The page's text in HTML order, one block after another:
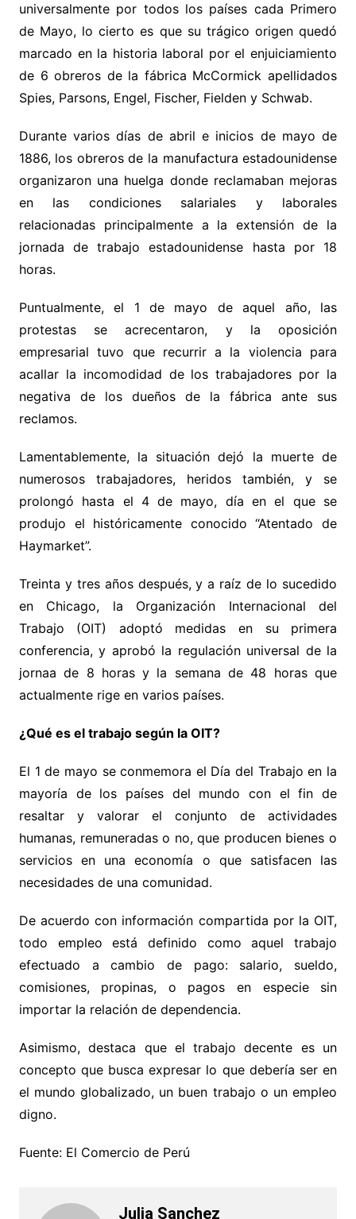
universalmente por todos los países cada Primero
de Mayo, lo cierto es que su trágico origen quedó
marcado en la historia laboral por el enjuiciamiento
de 6 obreros de la fábrica McCormick apellidados
Spies, Parsons, Engel, Fischer, Fielden y Schwab.
Durante varios días de abril e inicios de mayo de
1886, los obreros de la manufactura estadounidense
organizaron una huelga donde reclamaban mejoras
en las condiciones salariales y laborales
relacionadas principalmente a la extensión de la
jornada de trabajo estadounidense hasta por 18
horas.
Puntualmente, el 1 de mayo de aquel año, las
protestas se acrecentaron, y la oposición
empresarial tuvo que recurrir a la violencia para
acallar la incomodidad de los trabajadores por la
negativa de los dueños de la fábrica ante sus
reclamos.
Lamentablemente, la situación dejó la muerte de
numerosos trabajadores, heridos también, y se
prolongó hasta el 4 de mayo, día en el que se
produjo el históricamente conocido “Atentado de
Haymarket”.
Treinta y tres años después, y a raíz de lo sucedido
en Chicago, la Organización Internacional del
Trabajo (OIT) adoptó medidas en su primera
conferencia, y aprobó la regulación universal de la
jornaa de 8 horas y la semana de 48 horas que
actualmente rige en varios países.
¿Qué es el trabajo según la OIT?
El 1 de mayo se conmemora el Día del Trabajo en la
mayoría de los países del mundo con el fin de
resaltar y valorar el conjunto de actividades
humanas, remuneradas o no, que producen bienes o
servicios en una economía o que satisfacen las
necesidades de una comunidad.
De acuerdo con información compartida por la OIT,
todo empleo está definido como aquel trabajo
efectuado a cambio de pago: salario, sueldo,
comisiones, propinas, o pagos en especie sin
importar la relación de dependencia.
Asimismo, destaca que el trabajo decente es un
concepto que busca expresar lo que debería ser en
el mundo globalizado, un buen trabajo o un empleo
digno.
Fuente: El Comercio de Perú
Julia Sanchez